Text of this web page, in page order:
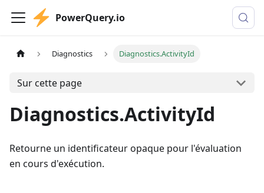
PowerQuery.io
Diagnostics Diagnostics.ActivityId
Sur cette page
Diagnostics.ActivityId
Retourne un identificateur opaque pour l'évaluation
en cours d'exécution.